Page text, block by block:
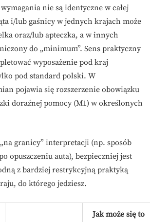
nie są identyczne w całej
i/lub gaśnicy w jednych krajach może
oraz/lub apteczka, a w innych
do „minimum”. Sens praktyczny
wyposażenie pod kraj
pod standard polski. W
pojawia się rozszerzenie obowiązku
doraźnej pomocy (M1) w określonych
granicy” interpretacji (np. sposób
opuszczeniu auta), bezpieczniej jest
z bardziej restrykcyjną praktyką
do którego jedziesz.
Jak może się to